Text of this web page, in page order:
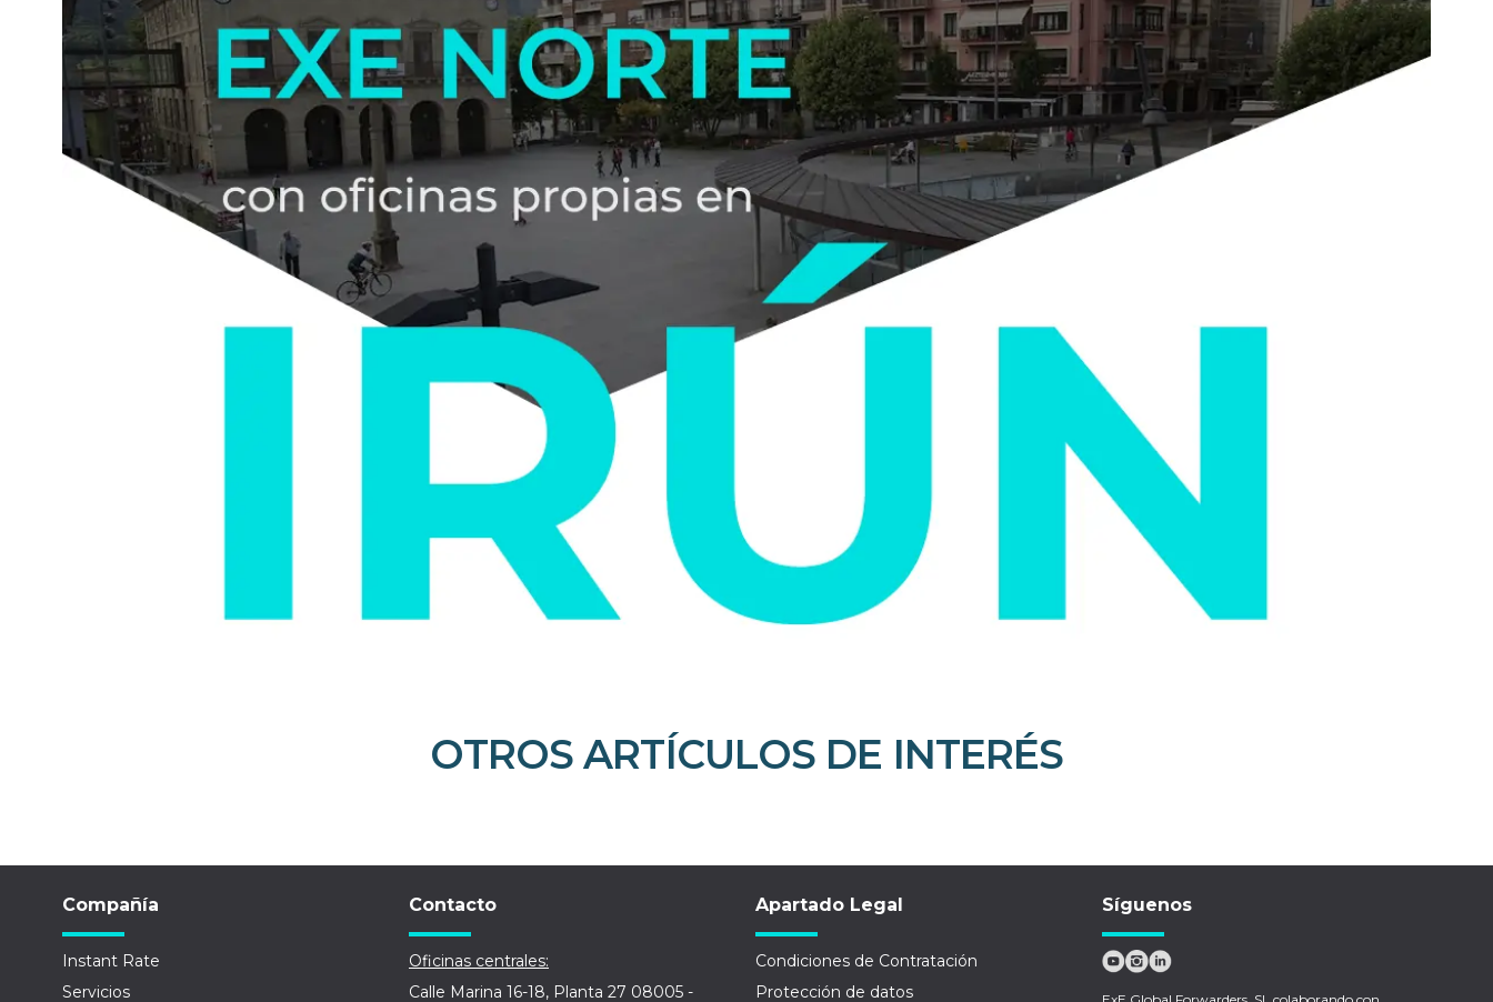
OTROS ARTÍCULOS DE INTERÉS
Compañía
Instant Rate
Servicios
Contacto
Oficinas centrales:
Calle Marina 16-18, Planta 27 08005 -
Apartado Legal
Condiciones de Contratación
Protección de datos
Síguenos